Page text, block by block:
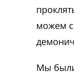
можем
Мы